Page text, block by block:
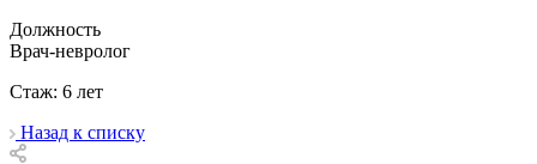
Должность
Врач-невролог
Стаж: 6 лет
Назад к списку